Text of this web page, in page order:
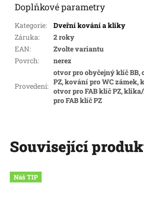
Doplňkové parametry
Kategorie:
Dveřní kování a kliky
Záruka:
2 roky
EAN:
Zvolte variantu
Povrch: nerez
Provedení:
otvor pro obyčejný klíč BB,
PZ, kování pro WC zámek,
otvor pro FAB klíč PZ,
pro FAB klíč PZ
Související
Náš TIP